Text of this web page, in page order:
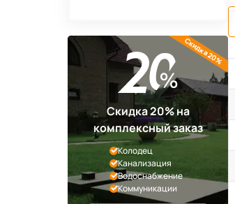
Скидка 20% на
комплексный заказ
Колодец
Канализация
Водоснабжение
Коммуникации
Скидка 20%